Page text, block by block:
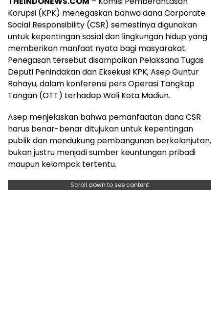
Korupsi (KPK) menegaskan bahwa dana Corporate
Social Responsibility (CSR) semestinya digunakan
untuk kepentingan sosial dan lingkungan hidup yang
memberikan manfaat nyata bagi masyarakat.
Penegasan tersebut disampaikan Pelaksana Tugas
Deputi Penindakan dan Eksekusi KPK, Asep Guntur
Rahayu, dalam konferensi pers Operasi Tangkap
Tangan (OTT) terhadap Wali Kota Madiun.
Asep menjelaskan bahwa pemanfaatan dana CSR
harus benar-benar ditujukan untuk kepentingan
publik dan mendukung pembangunan berkelanjutan,
bukan justru menjadi sumber keuntungan pribadi
maupun kelompok tertentu.
Scroll down to see content